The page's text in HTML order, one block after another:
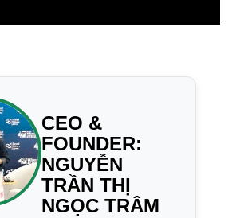
CEO &
FOUNDER:
NGUYỄN
TRẦN THỊ
NGỌC TRÂM